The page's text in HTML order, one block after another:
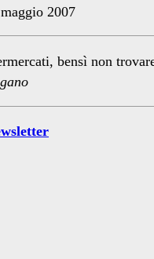
2007
bensì non